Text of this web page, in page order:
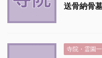
送骨納骨
寺院・霊園